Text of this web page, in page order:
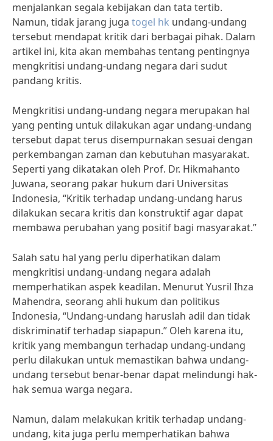
menjalankan segala kebijakan dan tata tertib.
Namun, tidak jarang juga togel hk undang-undang
tersebut mendapat kritik dari berbagai pihak. Dalam
artikel ini, kita akan membahas tentang pentingnya
mengkritisi undang-undang negara dari sudut
pandang kritis.
Mengkritisi undang-undang negara merupakan hal
yang penting untuk dilakukan agar undang-undang
tersebut dapat terus disempurnakan sesuai dengan
perkembangan zaman dan kebutuhan masyarakat.
Seperti yang dikatakan oleh Prof. Dr. Hikmahanto
Juwana, seorang pakar hukum dari Universitas
Indonesia, “Kritik terhadap undang-undang harus
dilakukan secara kritis dan konstruktif agar dapat
membawa perubahan yang positif bagi masyarakat.”
Salah satu hal yang perlu diperhatikan dalam
mengkritisi undang-undang negara adalah
memperhatikan aspek keadilan. Menurut Yusril Ihza
Mahendra, seorang ahli hukum dan politikus
Indonesia, “Undang-undang haruslah adil dan tidak
diskriminatif terhadap siapapun.” Oleh karena itu,
kritik yang membangun terhadap undang-undang
perlu dilakukan untuk memastikan bahwa undang-
undang tersebut benar-benar dapat melindungi hak-
hak semua warga negara.
Namun, dalam melakukan kritik terhadap undang-
undang, kita juga perlu memperhatikan bahwa